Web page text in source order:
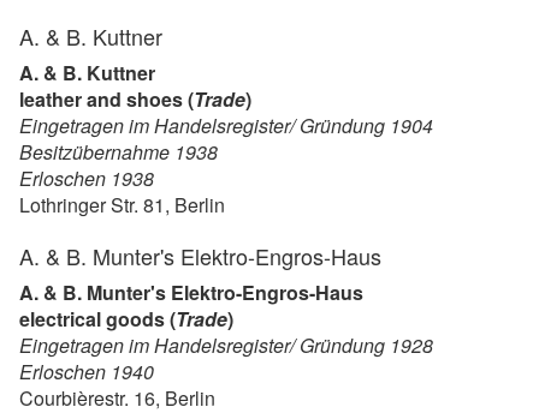
A. & B. Kuttner
A. & B. Kuttner
leather and shoes (Trade)
Eingetragen im Handelsregister/ Gründung 1904
Besitzübernahme 1938
Erloschen 1938
Lothringer Str. 81, Berlin
A. & B. Munter's Elektro-Engros-Haus
A. & B. Munter's Elektro-Engros-Haus
electrical goods (Trade)
Eingetragen im Handelsregister/ Gründung 1928
Erloschen 1940
Courbièrestr. 16, Berlin